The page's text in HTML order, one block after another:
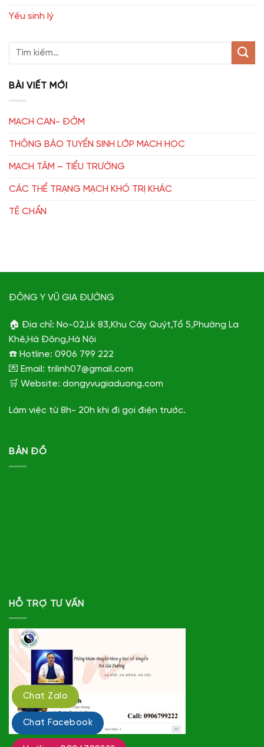
Yếu sinh lý
BÀI VIẾT MỚI
MẠCH CAN- ĐỞM
THÔNG BÁO TUYỂN SINH LỚP MẠCH HỌC
MẠCH TÂM – TIỂU TRƯỜNG
CÁC THỂ TRẠNG MẠCH KHÓ TRỊ KHÁC
TỀ CHẨN
ĐÔNG Y VŨ GIA ĐƯỜNG
🏠 Địa chỉ: No-02,Lk 83,Khu Cây Quýt,Tổ 5,Phường La
Khê,Hà Đông,Hà Nội
☎️ Hotline: 0906 799 222
💌 Email: trilinh07@gmail.com
🛒 Website: dongyvugiaduong.com
Làm việc từ 8h- 20h khi đi gọi điện trước.
BẢN ĐỒ
HỖ TRỢ TƯ VẤN
Chat Zalo
Chat Facebook